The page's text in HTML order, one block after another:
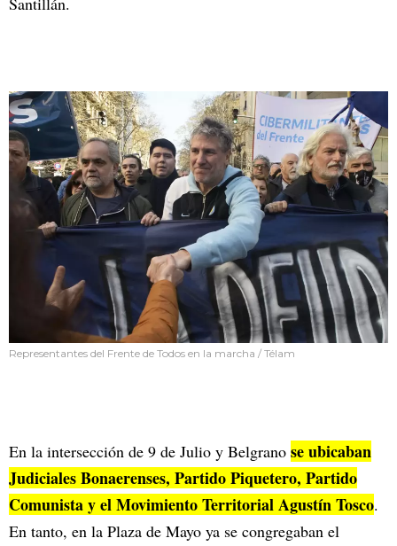
Representantes del Frente de Todos en la marcha / Télam
En la intersección de 9 de Julio y Belgrano se ubicaban
Judiciales Bonaerenses, Partido Piquetero, Partido
Comunista y el Movimiento Territorial Agustín Tosco.
En tanto, en la Plaza de Mayo ya se congregaban el